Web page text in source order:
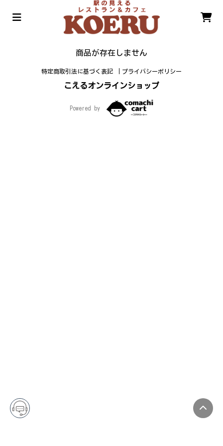
商品が存在しません
特定商取引法に基づく表記 プライバシーポリシー
こえるオンラインショップ
Powered by